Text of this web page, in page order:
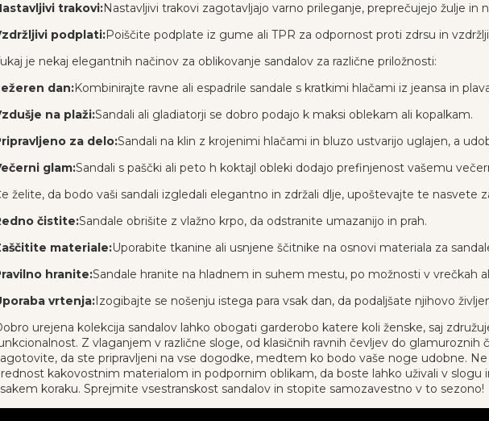
trakovi:Nastavljivi trakovi zagotavljajo varno prileganje, preprečujejo žulje in
podplati:Poiščite podplate iz gume ali TPR za odpornost proti zdrsu in
je nekaj elegantnih načinov za oblikovanje sandalov za različne priložnosti:
dan:Kombinirajte ravne ali espadrile sandale s kratkimi hlačami iz jeansa in
na plaži:Sandali ali gladiatorji se dobro podajo k maksi oblekam ali kopalkam.
za delo:Sandali na klin z krojenimi hlačami in bluzo ustvarijo uglajen, a
glam:Sandali s paščki ali peto h koktajl obleki dodajo prefinjenost vašemu
želite, da bodo vaši sandali izgledali elegantno in zdržali dlje, upoštevajte te nasvete
čistite:Sandale obrišite z vlažno krpo, da odstranite umazanijo in prah.
materiale:Uporabite tkanine ali usnjene ščitnike na osnovi materiala za
hranite:Sandale hranite na hladnem in suhem mestu, po možnosti v vrečkah
vrtenja: Izogibajte se nošenju istega para vsak dan, da podaljšate njihovo
urejena kolekcija sandalov lahko obogati garderobo katere koli ženske, saj
Z vlaganjem v različne sloge, od klasičnih ravnih čevljev do glamuroznih
da ste pripravljeni na vse dogodke, medtem ko bodo vaše noge udobne.
kakovostnim materialom in podpornim oblikam, da boste lahko uživali v slogu
koraku. Sprejmite vsestranskost sandalov in stopite samozavestno v to sezono!